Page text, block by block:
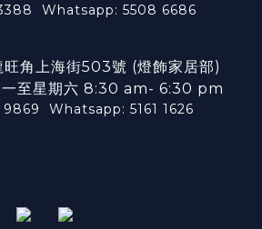
Whatsapp: 5508 6686
旺角上海街503號 (燈飾家居部)
一至星期六 8:30 am- 6:30 pm
9869 Whatsapp: 5161 1626